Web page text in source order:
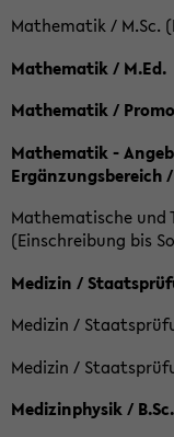
Mathematik / M.Sc.
Mathematik / M.Ed.
Mathematik /
Mathematik -
Ergänzungsbereich
Mathematische und
(Einschreibung bis
Medizin /
Medizin /
Medizin /
Medizinphysik / B.Sc.